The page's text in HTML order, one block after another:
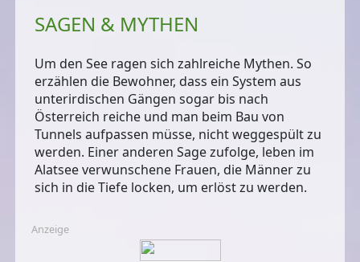
SAGEN & MYTHEN
Um den See ragen sich zahlreiche Mythen. So
erzählen die Bewohner, dass ein System aus
unterirdischen Gängen sogar bis nach
Österreich reiche und man beim Bau von
Tunnels aufpassen müsse, nicht weggespült zu
werden. Einer anderen Sage zufolge, leben im
Alatsee verwunschene Frauen, die Männer zu
sich in die Tiefe locken, um erlöst zu werden.
Anzeige